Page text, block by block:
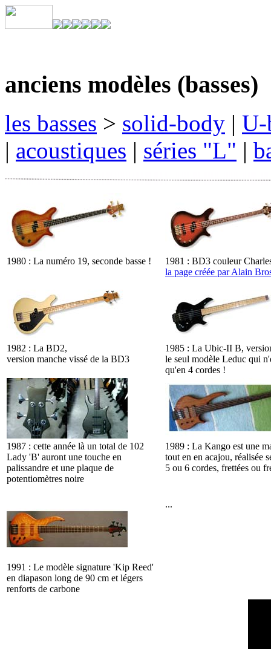
anciens modèles (basses)
les basses > solid-body | U-
| acoustiques | séries "L" |
1980 : La numéro 19, seconde basse !
1981 : BD3 couleur
la page créée par Alain
1982 : La BD2,
version manche vissé de la BD3
1985 : La Ubic-II B,
le seul modèle Leduc qui
qu'en 4 cordes !
1987 : cette année là un total de 102
Lady 'B' auront une touche en
palissandre et une plaque de
potentiomètres noire
1989 : La Kango est une
tout en en acajou, réalisée
5 ou 6 cordes, frettées ou
1991 : Le modèle signature 'Kip Reed'
en diapason long de 90 cm et légers
renforts de carbone
...